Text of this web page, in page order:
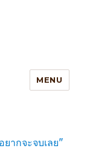
Cruises
MENU
ากจะจบเลย"